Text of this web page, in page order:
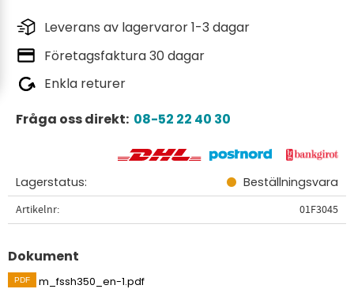
Leverans av lagervaror 1-3 dagar
Företagsfaktura 30 dagar
Enkla returer
Fråga oss direkt: 08-52 22 40 30
Lagerstatus Beställningsvara
Artikelnr 01F3045
Dokument
m_fssh350_en-1.pdf